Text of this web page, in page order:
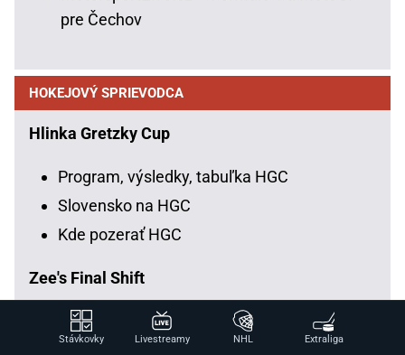
pre Čechov
HOKEJOVÝ SPRIEVODCA
Hlinka Gretzky Cup
Program, výsledky, tabuľka HGC
Slovensko na HGC
Kde pozerať HGC
Zee's Final Shift
Rozlúčka Zdena Cháru
Stávkovky Livestreamy NHL Extraliga